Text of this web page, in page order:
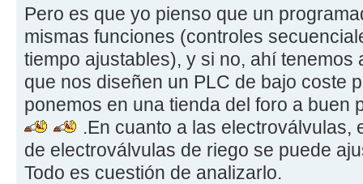
Pero es que yo pienso que un
mismas funciones (controles
tiempo ajustables), y si no, ahí tenemos
que nos diseñen un PLC de bajo coste
ponemos en una tienda del foro a buen
.En cuanto a las electroválvulas,
de electroválvulas de riego se puede
Todo es cuestión de analizarlo.